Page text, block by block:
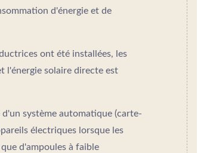
d'énergie et de
ont été installées, les
l'énergie solaire directe est
système automatique (carte-
électriques lorsque les
d'ampoules à faible